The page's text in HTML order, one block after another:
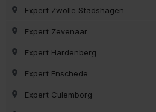
Expert Zwolle Stadshagen
Expert Zevenaar
Expert Hardenberg
Expert Enschede
Expert Culemborg